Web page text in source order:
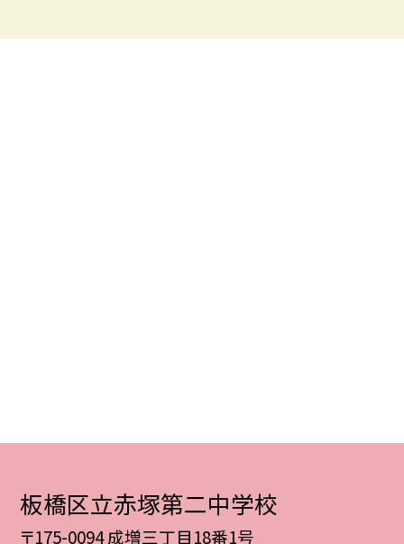
板橋区立赤塚第二中学校
〒175-0094 成増三丁目18番1号